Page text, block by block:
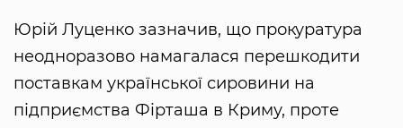
Юрій Луценко зазначив, що прокуратура
неодноразово намагалася перешкодити
поставкам української сировини на
підприємства Фірташа в Криму, проте